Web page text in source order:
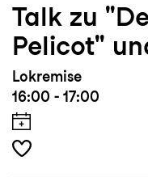
Talk zu
Pelicot"
Lokremise
16:00 - 17:00